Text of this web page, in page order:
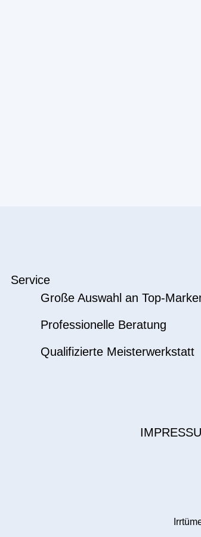
Service
Große Auswahl an Top-
Professionelle Beratung
Qualifizierte Meisterwerkstatt